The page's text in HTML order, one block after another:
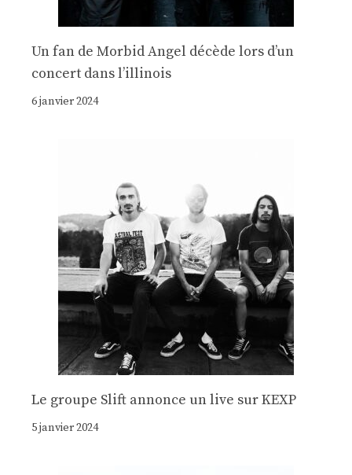
Un fan de Morbid Angel décède lors d’un
concert dans l’illinois
6 janvier 2024
Le groupe Slift annonce un live sur KEXP
5 janvier 2024